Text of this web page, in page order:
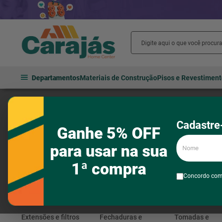
DepartamentosMateriais de ConstruçãoPisos e
Ganhe 5% OFF
para usar na sua
1ª compra
Nome
Concordo
Extensões e filtros
Fechaduras e
Tomadas e